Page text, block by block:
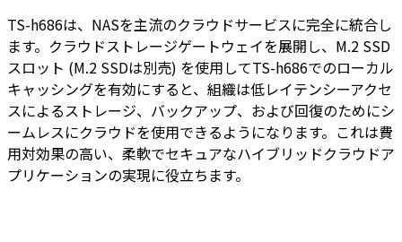
TS-h686は、NASを主流のクラウドサービスに完全に統合し
ます。クラウドストレージゲートウェイを展開し、M.2 SSD
スロット (M.2 SSDは別売) を使用してTS-h686でのローカル
キャッシングを有効にすると、組織は低レイテンシーアクセ
スによるストレージ、バックアップ、および回復のためにシ
ームレスにクラウドを使用できるようになります。これは費
用対効果の高い、柔軟でセキュアなハイブリッドクラウドア
プリケーションの実現に役立ちます。